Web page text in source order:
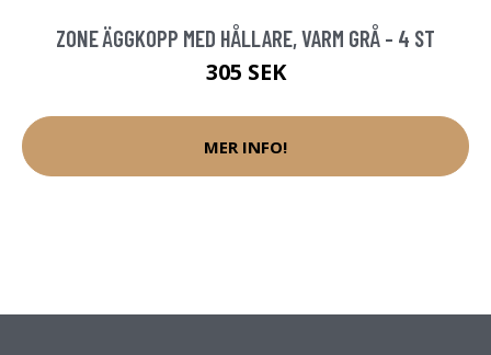
ZONE ÄGGKOPP MED HÅLLARE, VARM GRÅ - 4 ST
305 SEK
MER INFO!